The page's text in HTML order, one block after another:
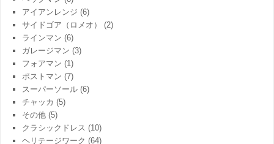
アイアンレンジ (6)
サイドゴア（ロメオ）
(2)
ラインマン (6)
ガレージマン (3)
フォアマン (1)
ポストマン (7)
スーパーソール (6)
チャッカ (5)
その他 (5)
クラシックドレス (10)
ヘリテージワーク (64)